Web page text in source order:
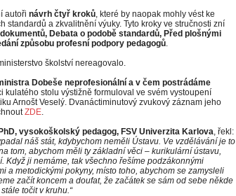
autoři návrh čtyř kroků, které by naopak mohly vést ke
standardů a zkvalitnění výuky. Tyto kroky ve stručnosti zní
Debata o podobě standardů, Před plošnými
způsobu profesní podpory pedagogů.
školství nereagovalo.
Dobeše neprofesionální a v čem postrádáme
kulatého stolu výstižně formuloval ve svém vystoupení
Arnošt Veselý. Dvanáctiminutový zvukový záznam jeho
ZDE.
vysokoškolský pedagog, FSV Univerzita Karlova, řekl:
náš stát, kdybychom neměli Ústavu. Ve vzdělávání je to
tom, abychom měli ty základní věci – kurikulární ústavu,
Když ji nemáme, tak všechno řešíme podzákonnými
a metodickými pokyny, místo toho, abychom se zamysleli
začít koncem a doufat, že začátek se sám od sebe někde
točit v kruhu.“